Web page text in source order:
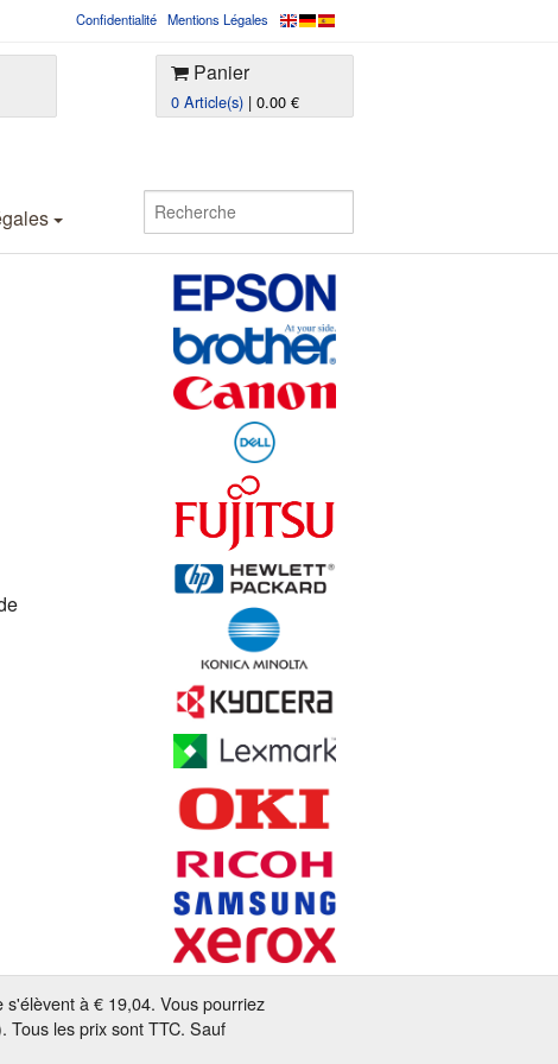
Confidentialité Mentions Légales
Panier
0 Article(s) | 0.00 €
à € 19,04. Vous pourriez
Tous les prix sont TTC. Sauf